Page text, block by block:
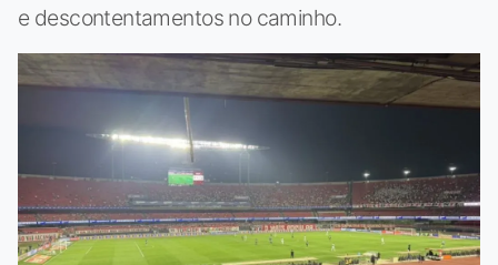
e descontentamentos no caminho.